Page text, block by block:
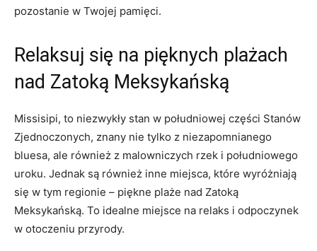
pozostanie w Twojej pamięci.
Relaksuj się na pięknych plażach
nad Zatoką Meksykańską
Missisipi, to niezwykły stan w południowej części Stanów
Zjednoczonych, znany nie tylko z niezapomnianego
bluesa, ale również z malowniczych rzek i południowego
uroku. Jednak są również inne miejsca, które wyróżniają
się w tym regionie – piękne plaże nad Zatoką
Meksykańską. To idealne miejsce na relaks i odpoczynek
w otoczeniu przyrody.